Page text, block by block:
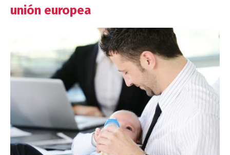
unión europea